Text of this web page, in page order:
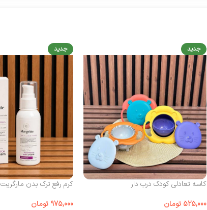
جدید
کاسه تعادلی کودک درب‌ دار
525,000 تومان
جدید
کرم رفع ترک بدن مارگریت
975,000 تومان